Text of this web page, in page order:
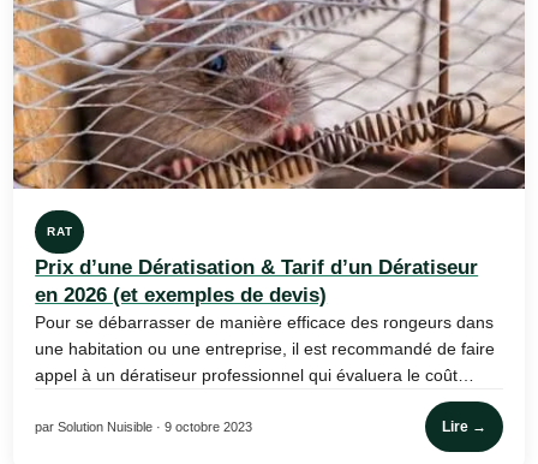
RAT
Prix d’une Dératisation & Tarif d’un Dératiseur
en 2026 (et exemples de devis)
Pour se débarrasser de manière efficace des rongeurs dans
une habitation ou une entreprise, il est recommandé de faire
appel à un dératiseur professionnel qui évaluera le coût…
par Solution Nuisible · 9 octobre 2023 Lire →